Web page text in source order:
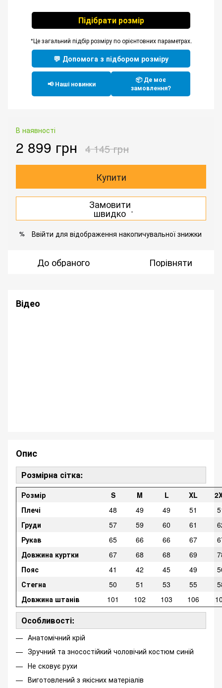
Підібрати розмір
*Це загальний підбір розміру по орієнтовних параметрах.
💬 Допомога з підбором розміру
📢 Наші новинки
📦 Де моє
замовлення?
В наявності
2 899 грн 4 145 грн
Купити
Замовити
швидко .
% Ввійти для відображення накопичувальної знижки
До обраного Порівняти
Відео
Опис
Розмірна сітка:
Розмір S M L XL
Плечі
48 49 49 51
Груди
57 59 60 61
Рукав
65 66 66 67
Довжина куртки
67 68 68 69
Пояс
41 42 45 49
Стегна
50 51 53 55
Довжина штанів
101 102 103 106
Особливості:
Анатомічний крій
Зручний та зносостійкий чоловічий костюм синій
Не сковує рухи
Виготовлений з якісних матеріалів